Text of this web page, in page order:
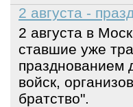
2 августа -
2 августа в
ставшие уже
празднованием
войск,
братство".